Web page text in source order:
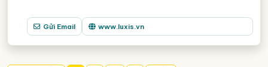
Gửi Email www.luxis.vn